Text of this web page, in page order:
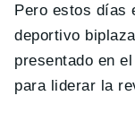
Pero estos días
deportivo
presentado en
para liderar la